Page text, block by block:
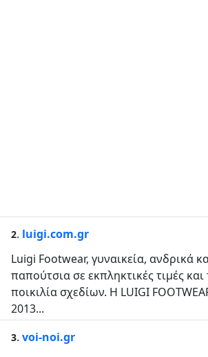
2. luigi.com.gr
Luigi Footwear, γυναικεία, ανδρικά
παπούτσια σε εκπληκτικές τιμές και
ποικιλία σχεδίων. Η LUIGI
2013...
3. voi-noi.gr